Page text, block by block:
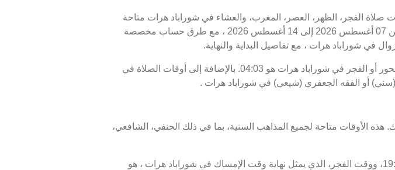
صلاة الفجر، الظهر، العصر، المغرب، والعشاء في شوراباد هرات متاحة
للاطلاع. أوقات الصلاة اليوم، 22 صفر 1448 ، وبرنامج الأيام السبعة القادمة، من 07 أغسطس 2026 إلى 14 أغسطس 2026 ، مع طرق حساب مخصصة
في شوراباد هرات ، مع تفاصيل البداية والنهاية.
موعد غروب الشمس أو الإفطار في شوراباد هرات هو 19:18، ووقت انتهاء السحور أو الفجر في شوراباد هرات هو 04:03. بالإضافة إلى أوقات الصلاة في
(سني) أو الفقه الجعفري (شيعي) في شوراباد هرات .
الأوقات متاحة لجميع المذاهب السنية، بما في ذلك الحنفي، الشافعي،
موعد غروب الشمس في شوراباد هرات ، المعروف أيضًا بوقت الإفطار، هو 19:18، ووقت الفجر، الذي يمثل نهاية وقت الإمساك في شوراباد هرات ، هو